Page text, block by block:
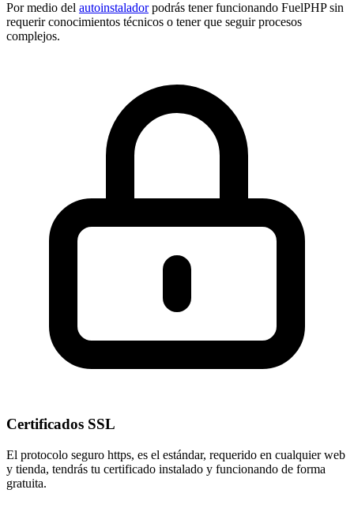
Por medio del autoinstaladorpodrás tener funcionando FuelPHP sin
requerir conocimientos técnicos o tener que seguir procesos
complejos.
Certificados SSL
El protocolo seguro https, es el estándar, requerido en cualquier web
y tienda, tendrás tu certificado instalado y funcionando de forma
gratuita.